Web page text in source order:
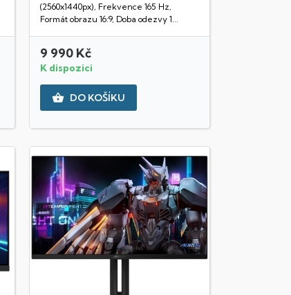
(2560x1440px), Frekvence 165 Hz,
Formát obrazu 16:9, Doba odezvy 1...
9 990 Kč
K dispozici
 DO KOŠÍKU